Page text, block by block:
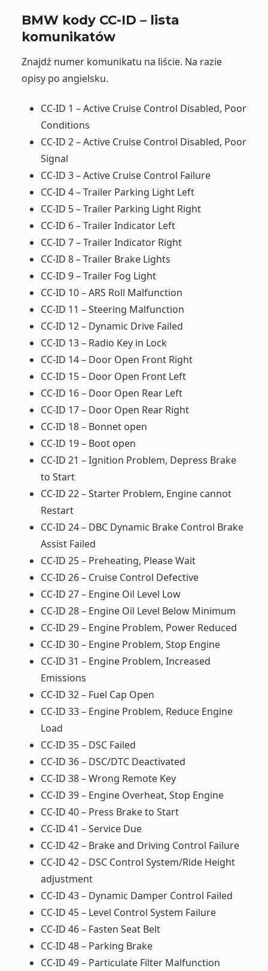
BMW kody CC-ID – lista
komunikatów
Znajdź numer komunikatu na liście. Na razie
opisy po angielsku.
CC-ID 1 – Active Cruise Control Disabled, Poor
Conditions
CC-ID 2 – Active Cruise Control Disabled, Poor
Signal
CC-ID 3 – Active Cruise Control Failure
CC-ID 4 – Trailer Parking Light Left
CC-ID 5 – Trailer Parking Light Right
CC-ID 6 – Trailer Indicator Left
CC-ID 7 – Trailer Indicator Right
CC-ID 8 – Trailer Brake Lights
CC-ID 9 – Trailer Fog Light
CC-ID 10 – ARS Roll Malfunction
CC-ID 11 – Steering Malfunction
CC-ID 12 – Dynamic Drive Failed
CC-ID 13 – Radio Key in Lock
CC-ID 14 – Door Open Front Right
CC-ID 15 – Door Open Front Left
CC-ID 16 – Door Open Rear Left
CC-ID 17 – Door Open Rear Right
CC-ID 18 – Bonnet open
CC-ID 19 – Boot open
CC-ID 21 – Ignition Problem, Depress Brake
to Start
CC-ID 22 – Starter Problem, Engine cannot
Restart
CC-ID 24 – DBC Dynamic Brake Control Brake
Assist Failed
CC-ID 25 – Preheating, Please Wait
CC-ID 26 – Cruise Control Defective
CC-ID 27 – Engine Oil Level Low
CC-ID 28 – Engine Oil Level Below Minimum
CC-ID 29 – Engine Problem, Power Reduced
CC-ID 30 – Engine Problem, Stop Engine
CC-ID 31 – Engine Problem, Increased
Emissions
CC-ID 32 – Fuel Cap Open
CC-ID 33 – Engine Problem, Reduce Engine
Load
CC-ID 35 – DSC Failed
CC-ID 36 – DSC/DTC Deactivated
CC-ID 38 – Wrong Remote Key
CC-ID 39 – Engine Overheat, Stop Engine
CC-ID 40 – Press Brake to Start
CC-ID 41 – Service Due
CC-ID 42 – Brake and Driving Control Failure
CC-ID 42 – DSC Control System/Ride Height
adjustment
CC-ID 43 – Dynamic Damper Control Failed
CC-ID 45 – Level Control System Failure
CC-ID 46 – Fasten Seat Belt
CC-ID 48 – Parking Brake
CC-ID 49 – Particulate Filter Malfunction